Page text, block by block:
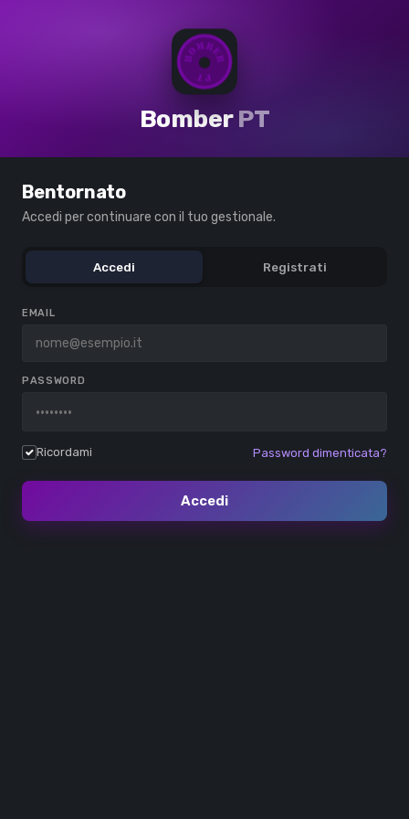
BomberPT
Bentornato
Accedi per continuare con il tuo gestionale.
Accedi Registrati
EMAIL
PASSWORD
Ricordami Password dimenticata?
Accedi